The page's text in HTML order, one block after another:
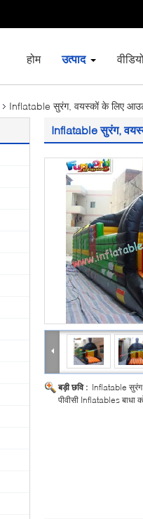
होम उत्पाद
Inflatable सुरंग, वयस्कों के लिए
Inflatable सुरंग,
बड़ी छवि : Inflatable
पीवीसी Inflatables बाधा